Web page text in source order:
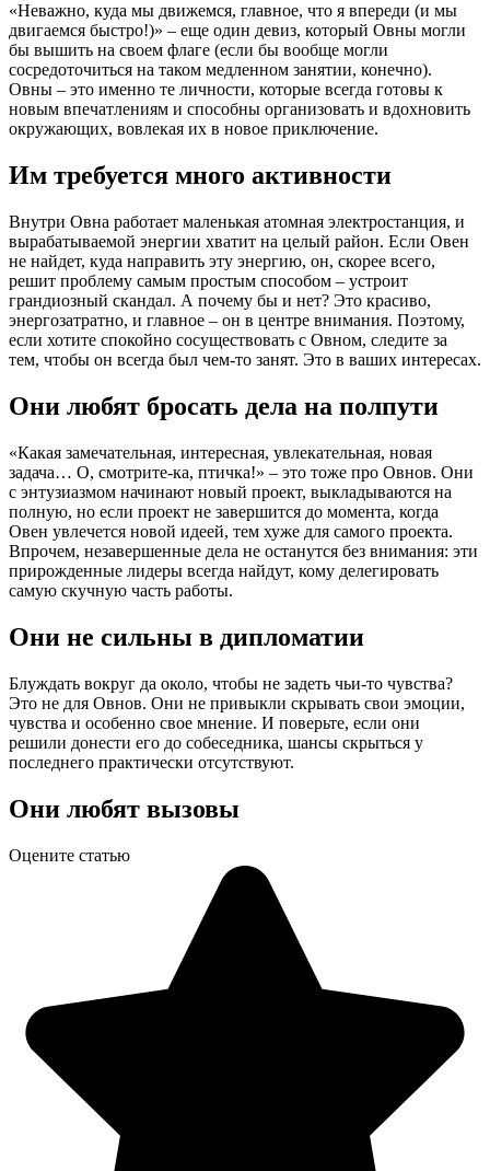
«Неважно, куда мы движемся, главное, что я впереди (и мы
двигаемся быстро!)» – еще один девиз, который Овны могли
бы вышить на своем флаге (если бы вообще могли
сосредоточиться на таком медленном занятии, конечно).
Овны – это именно те личности, которые всегда готовы к
новым впечатлениям и способны организовать и вдохновить
окружающих, вовлекая их в новое приключение.
Им требуется много активности
Внутри Овна работает маленькая атомная электростанция, и
вырабатываемой энергии хватит на целый район. Если Овен
не найдет, куда направить эту энергию, он, скорее всего,
решит проблему самым простым способом – устроит
грандиозный скандал. А почему бы и нет? Это красиво,
энергозатратно, и главное – он в центре внимания. Поэтому,
если хотите спокойно сосуществовать с Овном, следите за
тем, чтобы он всегда был чем-то занят. Это в ваших интересах.
Они любят бросать дела на полпути
«Какая замечательная, интересная, увлекательная, новая
задача… О, смотрите-ка, птичка!» – это тоже про Овнов. Они
с энтузиазмом начинают новый проект, выкладываются на
полную, но если проект не завершится до момента, когда
Овен увлечется новой идеей, тем хуже для самого проекта.
Впрочем, незавершенные дела не останутся без внимания: эти
прирожденные лидеры всегда найдут, кому делегировать
самую скучную часть работы.
Они не сильны в дипломатии
Блуждать вокруг да около, чтобы не задеть чьи-то чувства?
Это не для Овнов. Они не привыкли скрывать свои эмоции,
чувства и особенно свое мнение. И поверьте, если они
решили донести его до собеседника, шансы скрыться у
последнего практически отсутствуют.
Они любят вызовы
Оцените статью